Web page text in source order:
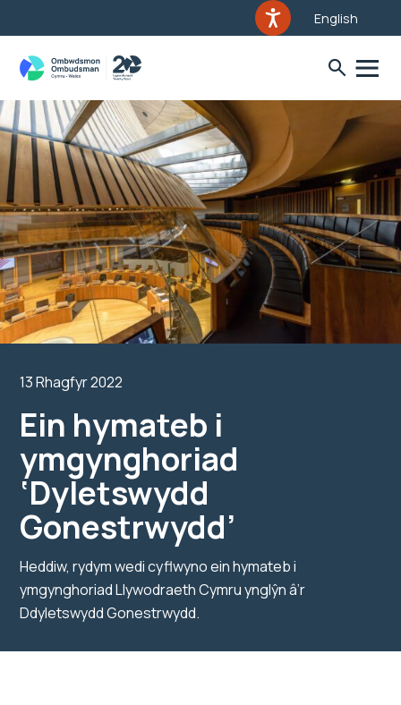
English
13 Rhagfyr 2022
Ein hymateb i
ymgynghoriad
‘Dyletswydd
Gonestrwydd’
Heddiw, rydym wedi cyflwyno ein hymateb i
ymgynghoriad Llywodraeth Cymru ynglŷn â’r
Ddyletswydd Gonestrwydd.